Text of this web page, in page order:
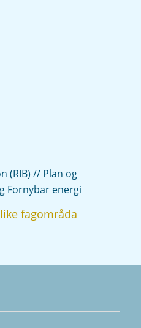
(RIB) // Plan og
Fornybar energi
fagområda